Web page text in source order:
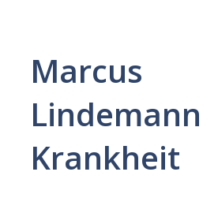
Marcus
Lindemann
Krankheit